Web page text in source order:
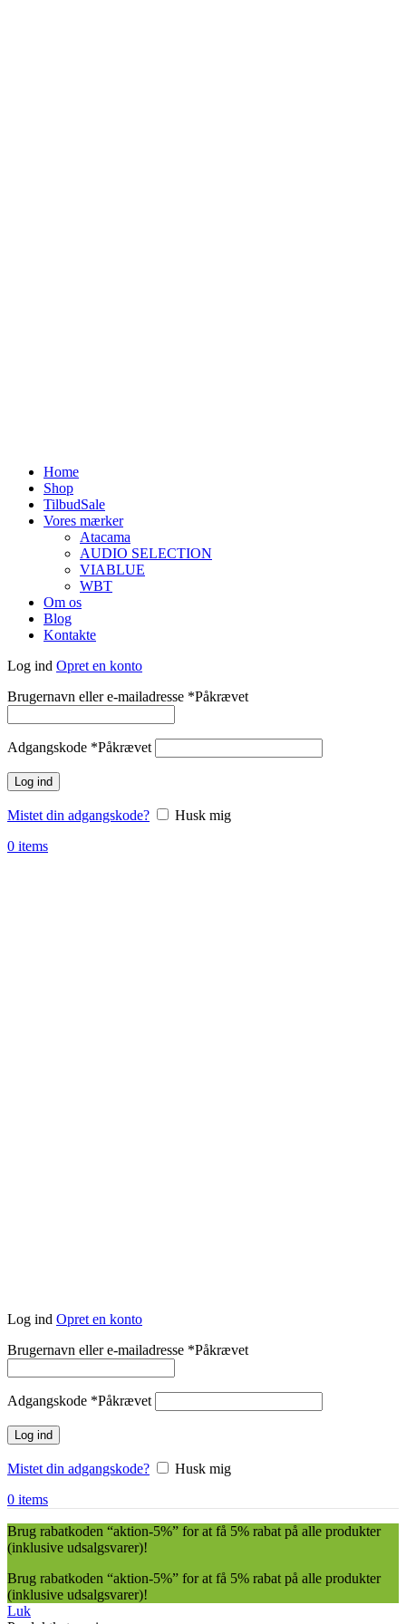
Home
Shop
TilbudSale
Vores mærker
Atacama
AUDIO SELECTION
VIABLUE
WBT
Om os
Blog
Kontakte
Log ind Opret en konto
Brugernavn eller e-mailadresse *Påkrævet
Adgangskode *Påkrævet
Log ind
Mistet din adgangskode?
Husk mig
0 items
Log ind Opret en konto
Brugernavn eller e-mailadresse *Påkrævet
Adgangskode *Påkrævet
Log ind
Mistet din adgangskode?
Husk mig
0 items
Brug rabatkoden “aktion-5%” for at få 5% rabat på alle produkter
(inklusive udsalgsvarer)!
Brug rabatkoden “aktion-5%” for at få 5% rabat på alle produkter
(inklusive udsalgsvarer)!
Luk